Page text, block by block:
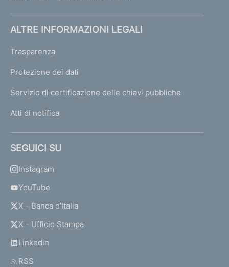
ALTRE INFORMAZIONI LEGALI
Trasparenza
Protezione dei dati
Servizio di certificazione delle chiavi pubbliche
Atti di notifica
SEGUICI SU
Instagram
YouTube
X - Banca d’Italia
X - Ufficio Stampa
Linkedin
RSS